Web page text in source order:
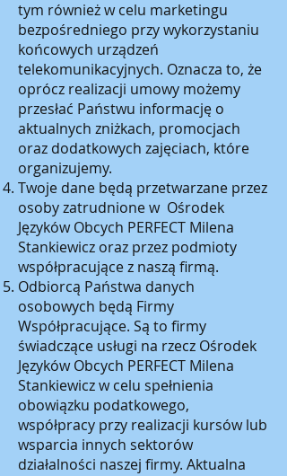
tym również w celu marketingu
bezpośredniego przy wykorzystaniu
końcowych urządzeń
telekomunikacyjnych. Oznacza to, że
oprócz realizacji umowy możemy
przesłać Państwu informację o
aktualnych zniżkach, promocjach
oraz dodatkowych zajęciach, które
organizujemy.
Twoje dane będą przetwarzane przez
osoby zatrudnione w Ośrodek
Języków Obcych PERFECT Milena
Stankiewicz oraz przez podmioty
współpracujące z naszą firmą.
Odbiorcą Państwa danych
osobowych będą Firmy
Współpracujące. Są to firmy
świadczące usługi na rzecz Ośrodek
Języków Obcych PERFECT Milena
Stankiewicz w celu spełnienia
obowiązku podatkowego,
współpracy przy realizacji kursów lub
wsparcia innych sektorów
działalności naszej firmy. Aktualna